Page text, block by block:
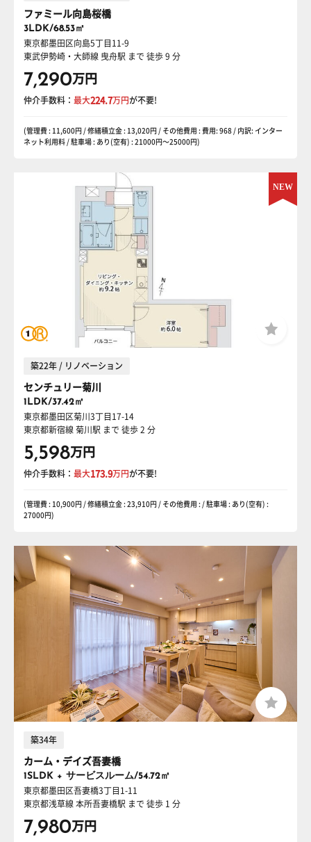
ファミール向島桜橋
3LDK/68.53㎡
東京都墨田区向島5丁目11-9
東武伊勢崎・大師線 曳舟駅 まで 徒歩 9 分
7,290万円
仲介手数料： 最大224.7万円が不要!
(管理費 : 11,600円 / 修繕積立金 : 13,020円 / その他費用 : 費用: 968 / 内訳: インター
ネット利用料 / 駐車場 : あり(空有) : 21000円〜25000円)
築22年 / リノベーション
センチュリー菊川
1LDK/37.42㎡
東京都墨田区菊川3丁目17-14
東京都新宿線 菊川駅 まで 徒歩 2 分
5,598万円
仲介手数料： 最大173.9万円が不要!
(管理費 : 10,900円 / 修繕積立金 : 23,910円 / その他費用 : / 駐車場 : あり(空有) :
27000円)
築34年
カーム・デイズ吾妻橋
1SLDK + サービスルーム/54.72㎡
東京都墨田区吾妻橋3丁目1-11
東京都浅草線 本所吾妻橋駅 まで 徒歩 1 分
7,980万円